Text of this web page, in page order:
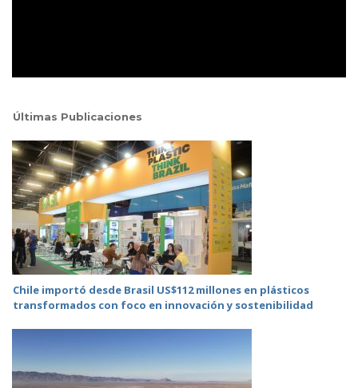
Últimas Publicaciones
Chile importó desde Brasil US$112 millones en plásticos
transformados con foco en innovación y sostenibilidad